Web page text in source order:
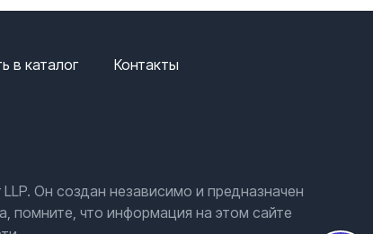
в каталог Контакты
Он создан независимо и предназначен
помните, что информация на этом сайте